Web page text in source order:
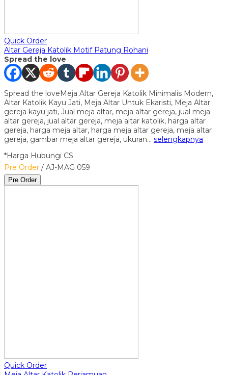
Quick Order
Altar Gereja Katolik Motif Patung Rohani
Spread the love
Spread the loveMeja Altar Gereja Katolik Minimalis Modern,
Altar Katolik Kayu Jati, Meja Altar Untuk Ekaristi, Meja Altar
gereja kayu jati, Jual meja altar, meja altar gereja, jual meja
altar gereja, jual altar gereja, meja altar katolik, harga altar
gereja, harga meja altar, harga meja altar gereja, meja altar
gereja, gambar meja altar gereja, ukuran… selengkapnya
*Harga Hubungi CS
Pre Order / AJ-MAG 059
Pre Order
Quick Order